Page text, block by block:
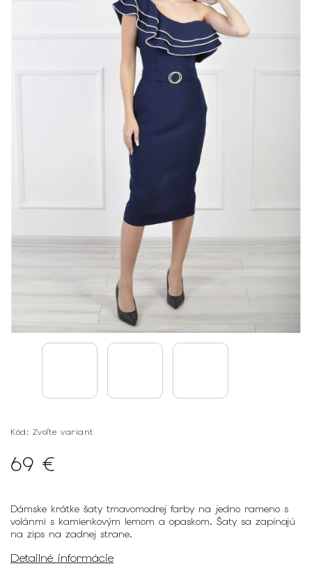
Kód: Zvoľte variant
69 €
Dámske krátke šaty tmavomodrej farby na jedno rameno s
volánmi s kamienkovým lemom a opaskom. Šaty sa zapínajú
na zips na zadnej strane.
Detailné informácie